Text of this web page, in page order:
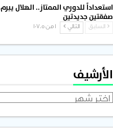
استعداداً للدوري الممتاز.. الهلال يبرم
صفقتين جديدتين
السابق التالي 1 من 1٬705
الأرشيف
الأرشيف